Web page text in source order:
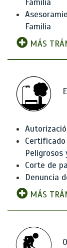
Familia
Familia
MÁS
Certificado
Peligrosos
Corte de
Denuncia
MÁS